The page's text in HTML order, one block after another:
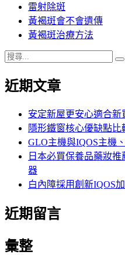
雷射除斑
黃褐斑會不會遺傳
黃褐斑治療方法
搜
關
近期文章
安定新屋更安心適合
隱形鐵窗核心優缺點
GLO主機與IQOS主機
日本必買保養品藥妝
器
白內障採用創新IQOS
近期留言
彙整